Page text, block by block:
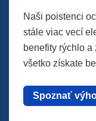
Naši poistenci
stále viac vecí
benefity rýchlo a
všetko získate
Spoznať